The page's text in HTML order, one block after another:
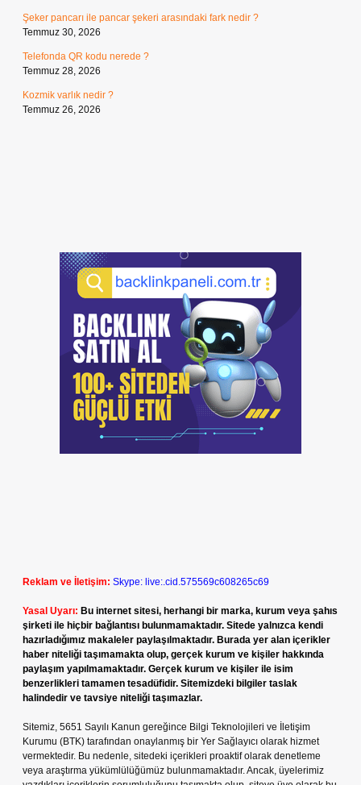
Şeker pancarı ile pancar şekeri arasındaki fark nedir ?
Temmuz 30, 2026
Telefonda QR kodu nerede ?
Temmuz 28, 2026
Kozmik varlık nedir ?
Temmuz 26, 2026
Reklam ve İletişim: Skype: live:.cid.575569c608265c69
Yasal Uyarı: Bu internet sitesi, herhangi bir marka, kurum veya şahıs
şirketi ile hiçbir bağlantısı bulunmamaktadır. Sitede yalnızca kendi
hazırladığımız makaleler paylaşılmaktadır. Burada yer alan içerikler
haber niteliği taşımamakta olup, gerçek kurum ve kişiler hakkında
paylaşım yapılmamaktadır. Gerçek kurum ve kişiler ile isim
benzerlikleri tamamen tesadüfidir. Sitemizdeki bilgiler taslak
halindedir ve tavsiye niteliği taşımazlar.
Sitemiz, 5651 Sayılı Kanun gereğince Bilgi Teknolojileri ve İletişim
Kurumu (BTK) tarafından onaylanmış bir Yer Sağlayıcı olarak hizmet
vermektedir. Bu nedenle, sitedeki içerikleri proaktif olarak denetleme
veya araştırma yükümlülüğümüz bulunmamaktadır. Ancak, üyelerimiz